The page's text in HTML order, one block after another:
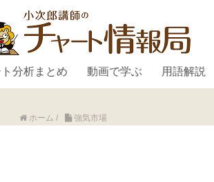
分析まとめ 動画で学ぶ 用語解説
ホーム / 強気市場